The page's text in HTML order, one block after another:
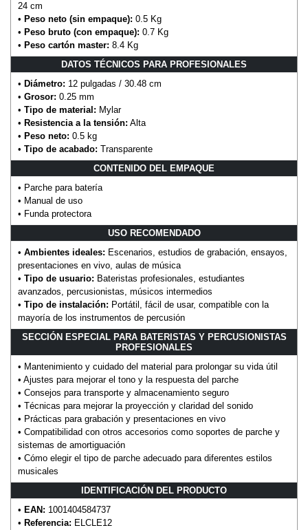
24 cm
• Peso neto (sin empaque): 0.5 Kg
• Peso bruto (con empaque): 0.7 Kg
• Peso cartón master: 8.4 Kg
DATOS TÉCNICOS PARA PROFESIONALES
• Diámetro: 12 pulgadas / 30.48 cm
• Grosor: 0.25 mm
• Tipo de material: Mylar
• Resistencia a la tensión: Alta
• Peso neto: 0.5 kg
• Tipo de acabado: Transparente
CONTENIDO DEL EMPAQUE
• Parche para batería
• Manual de uso
• Funda protectora
USO RECOMENDADO
• Ambientes ideales: Escenarios, estudios de grabación, ensayos,
presentaciones en vivo, aulas de música
• Tipo de usuario: Bateristas profesionales, estudiantes
avanzados, percusionistas, músicos intermedios
• Tipo de instalación: Portátil, fácil de usar, compatible con la
mayoría de los instrumentos de percusión
SECCIÓN ESPECIAL PARA BATERISTAS Y PERCUSIONISTAS
PROFESIONALES
• Mantenimiento y cuidado del material para prolongar su vida útil
• Ajustes para mejorar el tono y la respuesta del parche
• Consejos para transporte y almacenamiento seguro
• Técnicas para mejorar la proyección y claridad del sonido
• Prácticas para grabación y presentaciones en vivo
• Compatibilidad con otros accesorios como soportes de parche y
sistemas de amortiguación
• Cómo elegir el tipo de parche adecuado para diferentes estilos
musicales
IDENTIFICACIÓN DEL PRODUCTO
• EAN: 1001404584737
• Referencia: ELCLE12